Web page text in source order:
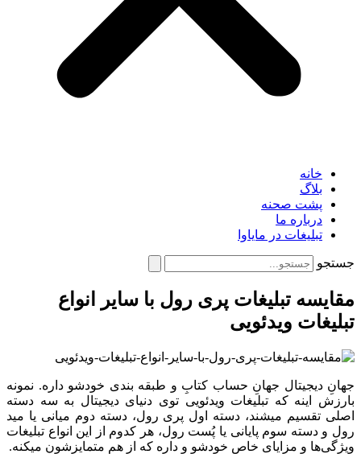
خانه
بلاگ
پشت صحنه
درباره ما
تبلیغات در مایاوا
جستجو
مقایسه تبلیغات پری رول با سایر انواع
تبلیغات ویدئویی
جهانِ دیجیتال جهانِ حساب کتابِ و طبقه بندی خودشو داره. نمونه
بارزش اینه که تبلیغات ویدئویی توی دنیای دیجیتال به سه دسته
اصلی تقسیم میشند، دسته اول پری رول، دسته دوم میانی یا مید
رول و دسته سوم پایانی یا پُست رول، هر کدوم از این انواع تبلیغات
ویژگی‌ها و مزایای خاص خودشو و داره که از هم متمایزشون میکنه.